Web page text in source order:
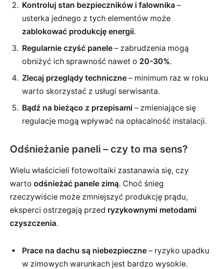
Kontroluj stan bezpieczników i falownika –
usterka jednego z tych elementów może
zablokować produkcję energii.
Regularnie czyść panele – zabrudzenia mogą
obniżyć ich sprawność nawet o 20-30%.
Zlecaj przeglądy techniczne – minimum raz w roku
warto skorzystać z usługi serwisanta.
Bądź na bieżąco z przepisami – zmieniające się
regulacje mogą wpływać na opłacalność instalacji.
Odśnieżanie paneli – czy to ma sens?
Wielu właścicieli fotowoltaiki zastanawia się, czy
warto odśnieżać panele zimą. Choć śnieg
rzeczywiście może zmniejszyć produkcję prądu,
eksperci ostrzegają przed ryzykownymi metodami
czyszczenia.
Prace na dachu są niebezpieczne – ryzyko upadku
w zimowych warunkach jest bardzo wysokie.